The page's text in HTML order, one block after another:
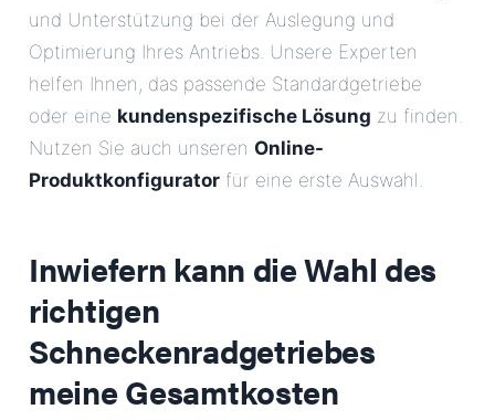
und Unterstützung bei der Auslegung und
Optimierung Ihres Antriebs. Unsere Experten
helfen Ihnen, das passende Standardgetriebe
oder eine kundenspezifische Lösung zu finden.
Nutzen Sie auch unseren Online-
Produktkonfigurator für eine erste Auswahl.
Inwiefern kann die Wahl des
richtigen
Schneckenradgetriebes
meine Gesamtkosten